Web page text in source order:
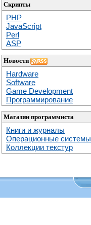
Скрипты
PHP
JavaScript
Perl
ASP
Новости
Hardware
Software
Game Development
Программирование
Магазин программиста
Книги и журналы
Операционные системы
Коллекции текстур